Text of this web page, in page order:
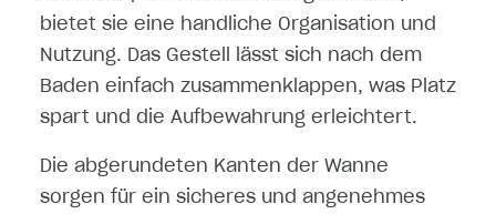
bietet sie eine handliche Organisation und
Nutzung. Das Gestell lässt sich nach dem
Baden einfach zusammenklappen, was Platz
spart und die Aufbewahrung erleichtert.
Die abgerundeten Kanten der Wanne
sorgen für ein sicheres und angenehmes